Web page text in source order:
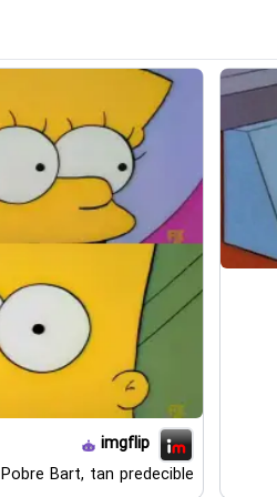
imgflip
Pobre Bart, tan predecible